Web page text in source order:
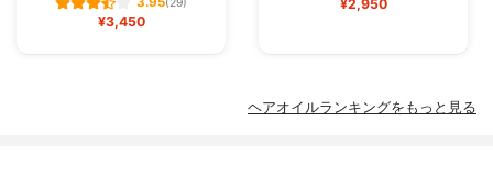
(29)
¥3,450
¥2,950
ヘアオイルランキングをもっと見る